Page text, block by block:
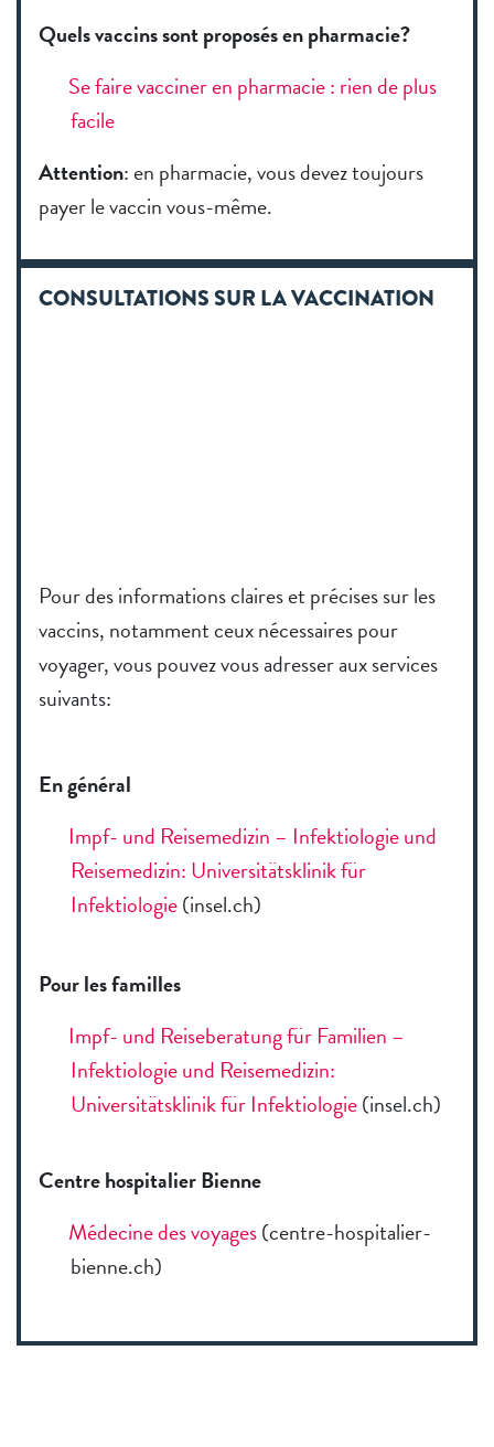
Quels vaccins sont proposés en pharmacie?
Se faire vacciner en pharmacie : rien de plus
facile
Attention: en pharmacie, vous devez toujours
payer le vaccin vous-même.
CONSULTATIONS SUR LA VACCINATION
Pour des informations claires et précises sur les
vaccins, notamment ceux nécessaires pour
voyager, vous pouvez vous adresser aux services
suivants:
En général
Impf- und Reisemedizin – Infektiologie und
Reisemedizin: Universitätsklinik für
Infektiologie(insel.ch)
Pour les familles
Impf- und Reiseberatung für Familien –
Infektiologie und Reisemedizin:
Universitätsklinik für Infektiologie(insel.ch)
Centre hospitalier Bienne
Mé­de­ci­ne des voy­a­ges(centre-hospitalier-
bienne.ch)